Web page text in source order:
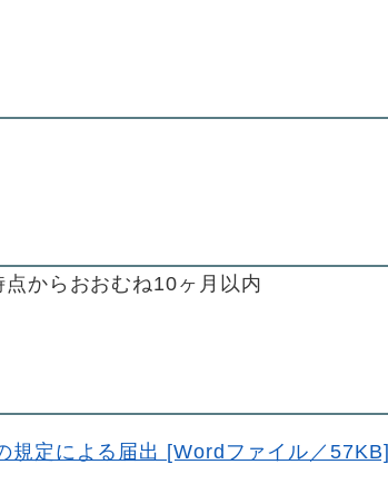
からおおむね10ヶ月以内
規定による届出 [Wordファイル／57KB]